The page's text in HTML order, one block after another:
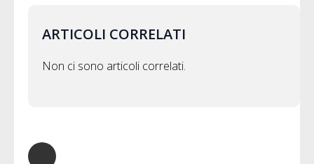
ARTICOLI CORRELATI
Non ci sono articoli correlati.